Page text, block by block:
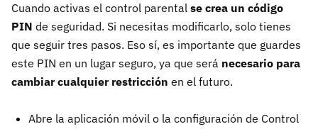
Cuando activas el control parental se crea un código
PIN de seguridad. Si necesitas modificarlo, solo tienes
que seguir tres pasos. Eso sí, es importante que guardes
este PIN en un lugar seguro, ya que será necesario para
cambiar cualquier restricción en el futuro.
Abre la aplicación móvil o la configuración de Control